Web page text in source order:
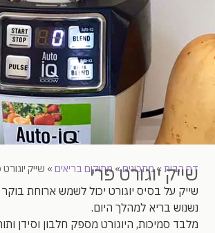
דף הבית »מתכונים»מתוקים בריאים » שייק שייק יוגורט פרי
שייק על בסיס יוגורט יכול לשמש ארוחת
נשנוש בריא למהלך היום.
מלבד סמיכות, היוגורט מספק חלבון וסידן